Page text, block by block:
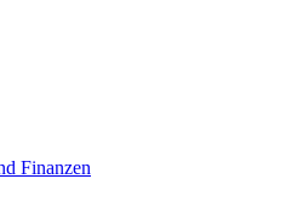
Finanzen